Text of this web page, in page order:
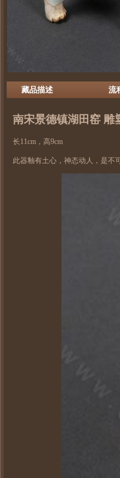
藏品描述 流
南宋景德镇湖田窑 雕
长11cm，高9cm
此器釉有土心，神态动人，是不